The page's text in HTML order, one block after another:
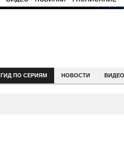
ГИД ПО СЕРИЯМ НОВОСТИ ВИДЕО